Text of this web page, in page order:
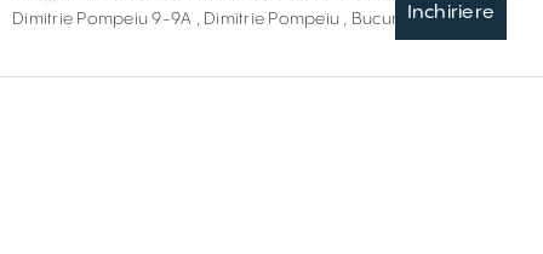
Inchiriere
Dimitrie Pompeiu 9-9A , Dimitrie Pompeiu , București